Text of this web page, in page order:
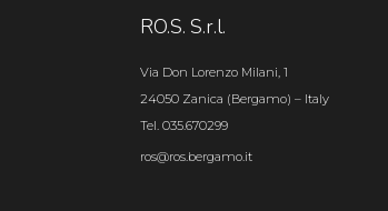
RO.S. S.r.l.
Via Don Lorenzo Milani, 1
24050 Zanica (Bergamo) – Italy
Tel. 035.670299
ros@ros.bergamo.it